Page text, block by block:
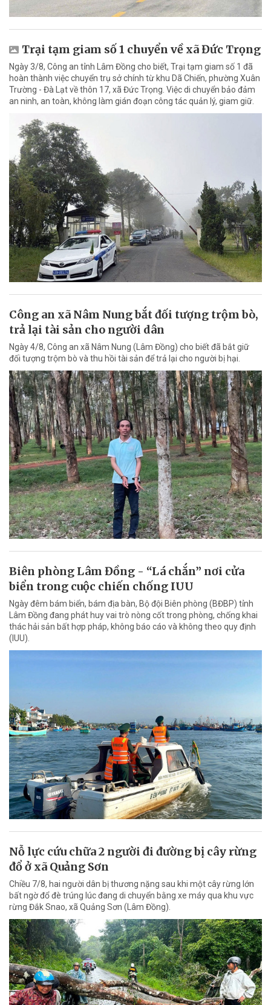
Trại tạm giam số 1 chuyển về xã Đức Trọng
Ngày 3/8, Công an tỉnh Lâm Đồng cho biết, Trại tạm giam số 1 đã
hoàn thành việc chuyển trụ sở chính từ khu Dã Chiến, phường Xuân
Trường - Đà Lạt về thôn 17, xã Đức Trọng. Việc di chuyển bảo đảm
an ninh, an toàn, không làm gián đoạn công tác quản lý, giam giữ.
Công an xã Nâm Nung bắt đối tượng trộm bò,
trả lại tài sản cho người dân
Ngày 4/8, Công an xã Nâm Nung (Lâm Đồng) cho biết đã bắt giữ
đối tượng trộm bò và thu hồi tài sản để trả lại cho người bị hại.
Biên phòng Lâm Đồng - “Lá chắn” nơi cửa
biển trong cuộc chiến chống IUU
Ngày đêm bám biển, bám địa bàn, Bộ đội Biên phòng (BĐBP) tỉnh
Lâm Đồng đang phát huy vai trò nòng cốt trong phòng, chống khai
thác hải sản bất hợp pháp, không báo cáo và không theo quy định
(IUU).
Nỗ lực cứu chữa 2 người đi đường bị cây rừng
đổ ở xã Quảng Sơn
Chiều 7/8, hai người dân bị thương nặng sau khi một cây rừng lớn
bất ngờ đổ đè trúng lúc đang di chuyển bằng xe máy qua khu vực
rừng Đắk Snao, xã Quảng Sơn (Lâm Đồng).